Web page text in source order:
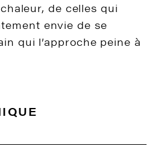
de celles qui
envie de se
qui l’approche peine à